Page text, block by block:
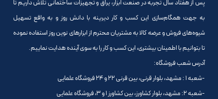
پس از هفتاد سال تجربه در صنعت ابزار، یراق و تجهیزات ساختمانی تلاش داریم تا
به جهت همگام‌سازی این کسب و کار دیرینه با دانش روز و به واقع تسهیل
شیوه‌های فروش و عرضه کالا به مشتریان محترم از ابزارهای نوین روز استفاده نموده
تا بتوانیم با اطمینان بیشتری، این کسب و کار را به سوی آینده هدایت نماییم.
آدرس شعب فروشگاه:
-شعبه 1 : مشهد، بلوار قرنی، بین قرنی 22 و 24 فروشگاه علمایی
-شعبه 2: مشهد، بلوار کشاورز، بین کشاورز 1 و 3، فروشگاه علمایی